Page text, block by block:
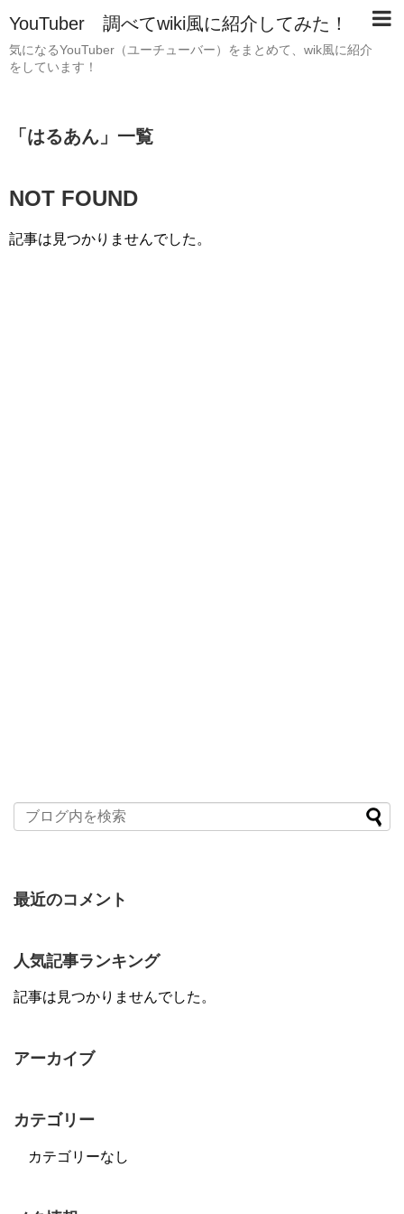
YouTuber 調べてwiki風に紹介してみた！
気になるYouTuber（ユーチューバー）をまとめて、wik風に紹介
をしています！
「 はるあん 」 一覧
NOT FOUND
記事は見つかりませんでした。
最近のコメント
人気記事ランキング
記事は見つかりませんでした。
アーカイブ
カテゴリー
カテゴリーなし